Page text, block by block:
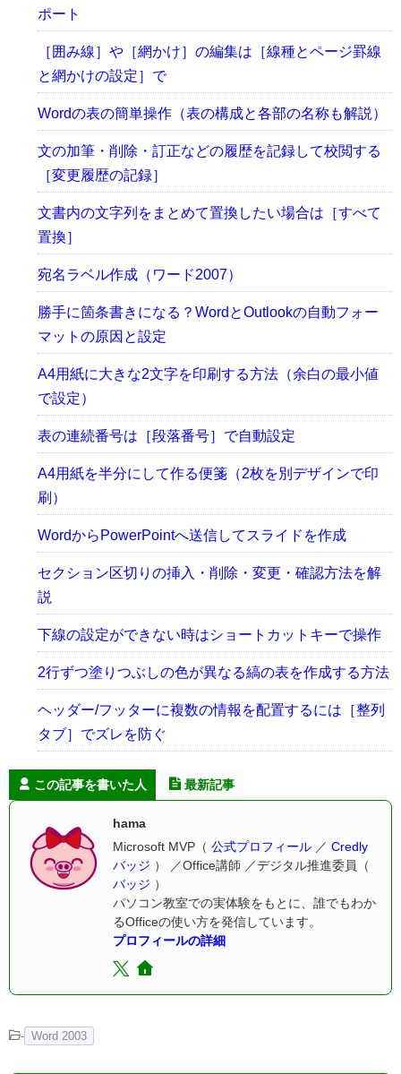
ポート
［囲み線］や［網かけ］の編集は［線種とページ罫線
と網かけの設定］で
Wordの表の簡単操作（表の構成と各部の名称も解説）
文の加筆・削除・訂正などの履歴を記録して校閲する
［変更履歴の記録］
文書内の文字列をまとめて置換したい場合は［すべて
置換］
宛名ラベル作成（ワード2007）
勝手に箇条書きになる？WordとOutlookの自動フォー
マットの原因と設定
A4用紙に大きな2文字を印刷する方法（余白の最小値
で設定）
表の連続番号は［段落番号］で自動設定
A4用紙を半分にして作る便箋（2枚を別デザインで印
刷）
WordからPowerPointへ送信してスライドを作成
セクション区切りの挿入・削除・変更・確認方法を解
説
下線の設定ができない時はショートカットキーで操作
2行ずつ塗りつぶしの色が異なる縞の表を作成する方法
ヘッダー/フッターに複数の情報を配置するには［整列
タブ］でズレを防ぐ
この記事を書いた人 最新記事
hama
Microsoft MVP（ 公式プロフィール ／ Credly
バッジ ） ／Office講師 ／デジタル推進委員（
バッジ ）
パソコン教室での実体験をもとに、誰でもわか
るOfficeの使い方を発信しています。
プロフィールの詳細
- Word 2003